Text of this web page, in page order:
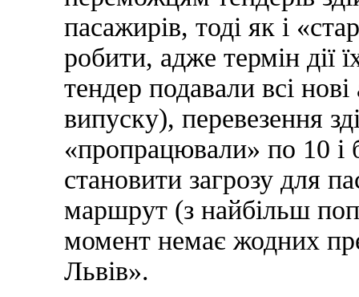
пасажирів, тоді як і
робити, адже термін дії
тендер подавали всі
випуску), перевезення
«пропрацювали» по 10
становити загрозу для
маршрут (з найбільш
момент немає жодних
Львів».